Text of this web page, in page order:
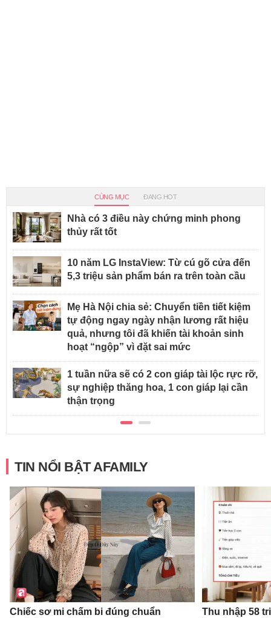
CÙNG MỤC ĐANG HOT
Nhà có 3 điều này chứng minh phong
thủy rất tốt
10 năm LG InstaView: Từ cú gõ cửa đến
5,3 triệu sản phẩm bán ra trên toàn cầu
Mẹ Hà Nội chia sẻ: Chuyển tiền tiết kiệm
tự động ngay ngày nhận lương rất hiệu
quả, nhưng tôi đã khiến tài khoản sinh
hoạt “ngộp” vì đặt sai mức
1 tuần nữa sẽ có 2 con giáp tài lộc rực rỡ,
sự nghiệp thăng hoa, 1 con giáp lại cần
thận trọng
TIN NỔI BẬT AFAMILY
Chiếc sơ mi chấm bi đúng chuẩn
Thu nhập 58